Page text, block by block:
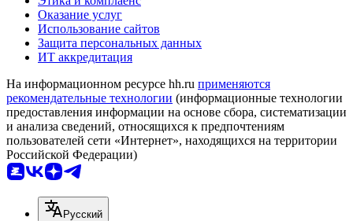
Оказание услуг
Использование сайтов
Защита персональных данных
ИТ аккредитация
На информационном ресурсе hh.ru применяются
рекомендательные технологии (информационные технологии
предоставления информации на основе сбора, систематизации
и анализа сведений, относящихся к предпочтениям
пользователей сети «Интернет», находящихся на территории
Российской Федерации)
Русский